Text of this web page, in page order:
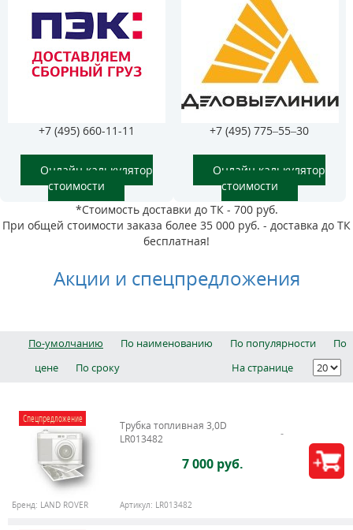
+7 (495) 660-11-11
Онлайн калькулятор
стоимости
+7 (495) 775–55–30
Онлайн калькулятор
стоимости
*Стоимость доставки до ТК - 700 руб.
При общей стоимости заказа более 35 000 руб. - доставка до ТК
бесплатная!
Акции и спецпредложения
По-умолчанию По наименованию По популярности
По
цене
По сроку На странице
Спецпредложение
Трубка топливная 3,0D
LR013482
7 000 руб.
Бренд: LAND ROVER Артикул: LR013482